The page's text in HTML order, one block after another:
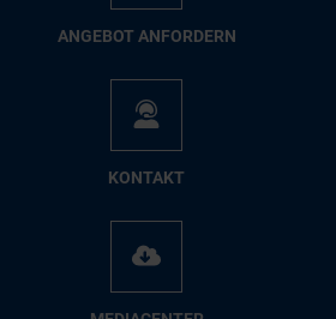
AN­GE­BOT AN­FOR­DERN
KON­TAKT